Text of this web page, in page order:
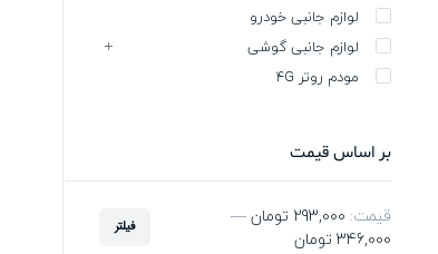
لوازم جانبی خودرو
لوازم جانبی گوشی
مودم روتر 4G
بر اساس قیمت
فیلتر قیمت: 293,000 تومان
—
346,000 تومان